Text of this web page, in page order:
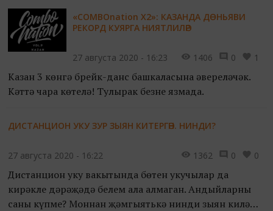
оештыру буенча киңәшләр әзерләде.
«COMBOnation Х2»: КАЗАНДА ДӨНЬЯВИ
РЕКОРД КУЯРГА НИЯТЛИЛӘР
27 августа 2020 - 16:23 1406 0 1
Казан 3 көнгә брейк-данс башкаласына әвереләчәк.
Кәттә чара көтелә! Тулырак безнең язмада.
ДИСТАНЦИОН УКУ ЗУР ЗЫЯН КИТЕРГӘН. НИНДИ?
27 августа 2020 - 16:22 1362 0 0
Дистанцион уку вакытында бөтен укучылар да
кирәкле дәрәҗәдә белем ала алмаган. Андыйларның
саны күпме? Моннан җәмгыятькә нинди зыян килә